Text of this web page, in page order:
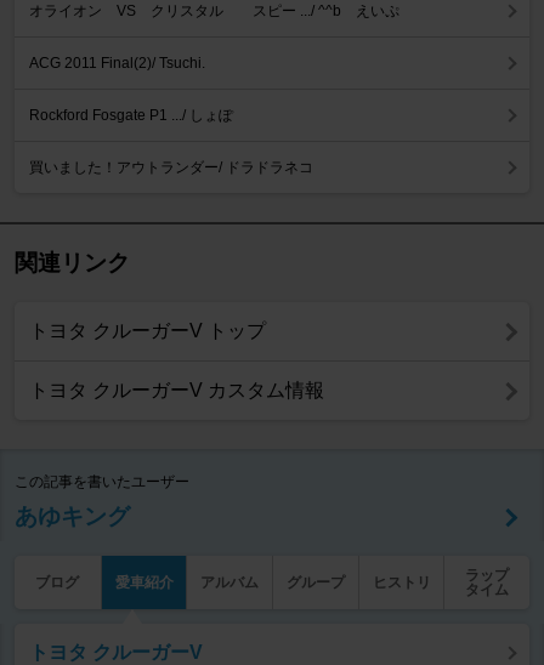
オライオン VS クリスタル スピー .../ ^^b えいぷ
ACG 2011 Final(2)/ Tsuchi.
Rockford Fosgate P1 .../ しょぽ
買いました！アウトランダー/ ドラドラネコ
関連リンク
トヨタ クルーガーV トップ
トヨタ クルーガーV カスタム情報
この記事を書いたユーザー
あゆキング
ブログ 愛車紹介 アルバム グループ ヒストリ
ラップ
タイム
トヨタ クルーガーV